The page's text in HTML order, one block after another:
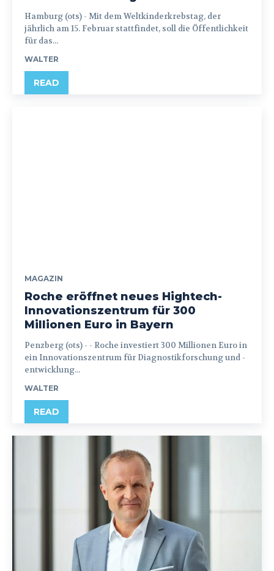
Hamburg (ots) - Mit dem Weltkinderkrebstag, der
jährlich am 15. Februar stattfindet, soll die Öffentlichkeit
für das...
WALTER
READ
MAGAZIN
Roche eröffnet neues Hightech-
Innovationszentrum für 300
Millionen Euro in Bayern
Penzberg (ots) - - Roche investiert 300 Millionen Euro in
ein Innovationszentrum für Diagnostikforschung und -
entwicklung...
WALTER
READ